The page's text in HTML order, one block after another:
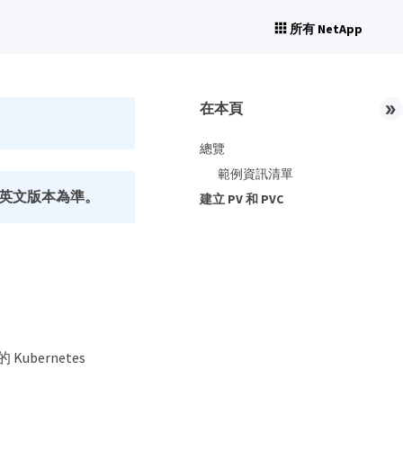
所有 NetApp
文版本為準。
Kubernetes
在本頁
總覽
範例資訊清單
建立 PV 和 PVC